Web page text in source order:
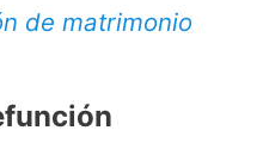
de matrimonio